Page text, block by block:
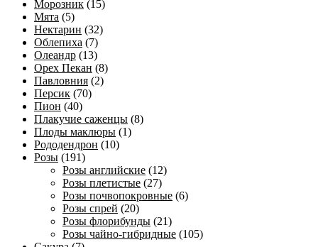
Морозник (15)
Мята (5)
Нектарин (32)
Облепиха (7)
Олеандр (13)
Орех Пекан (8)
Павловния (2)
Персик (70)
Пион (40)
Плакучие саженцы (8)
Плоды маклюры (1)
Рододендрон (10)
Розы (191)
Розы английские (12)
Розы плетистые (27)
Розы почвопокровные (6)
Розы спрей (20)
Розы флорибунды (21)
Розы чайно-гибридные (105)